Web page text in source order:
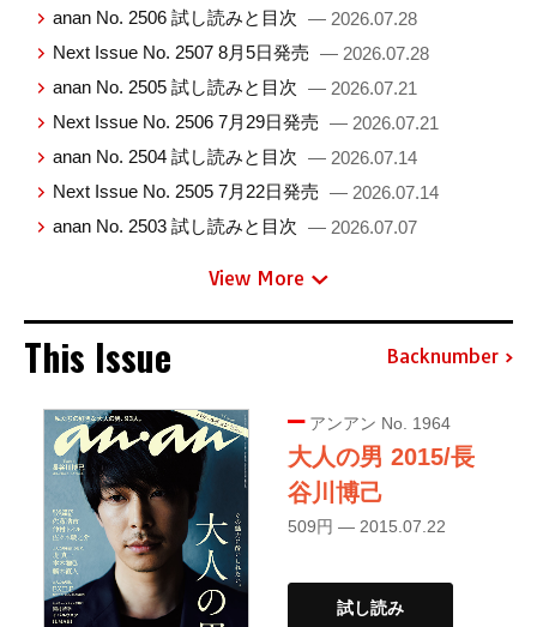
anan No. 2506 試し読みと目次 — 2026.07.28
Next Issue No. 2507 8月5日発売 — 2026.07.28
anan No. 2505 試し読みと目次 — 2026.07.21
Next Issue No. 2506 7月29日発売 — 2026.07.21
anan No. 2504 試し読みと目次 — 2026.07.14
Next Issue No. 2505 7月22日発売 — 2026.07.14
anan No. 2503 試し読みと目次 — 2026.07.07
View More
This Issue Backnumber
アンアン No. 1964
大人の男 2015/長
谷川博己
509円 — 2015.07.22
試し読み